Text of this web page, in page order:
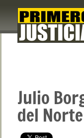
Julio
del Norte